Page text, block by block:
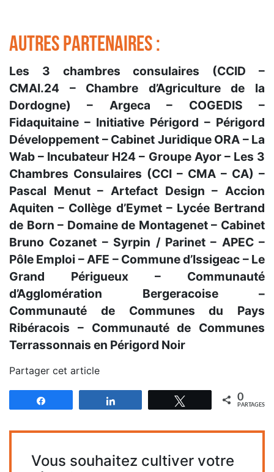
AUTRES PARTENAIRES :
Les 3 chambres consulaires (CCID –
CMAI.24 – Chambre d’Agriculture de la
Dordogne) – Argeca – COGEDIS –
Fidaquitaine – Initiative Périgord – Périgord
Développement – Cabinet Juridique ORA – La
Wab – Incubateur H24 – Groupe Ayor – Les 3
Chambres Consulaires (CCI – CMA – CA) –
Pascal Menut – Artefact Design – Accion
Aquiten – Collège d’Eymet – Lycée Bertrand
de Born – Domaine de Montagenet – Cabinet
Bruno Cozanet – Syrpin / Parinet – APEC –
Pôle Emploi – AFE – Commune d’Issigeac – Le
Grand Périgueux – Communauté
d’Agglomération Bergeracoise –
Communauté de Communes du Pays
Ribéracois – Communauté de Communes
Terrassonnais en Périgord Noir
Partager cet article
Tweetez 0
PARTAGES
Vous souhaitez cultiver votre